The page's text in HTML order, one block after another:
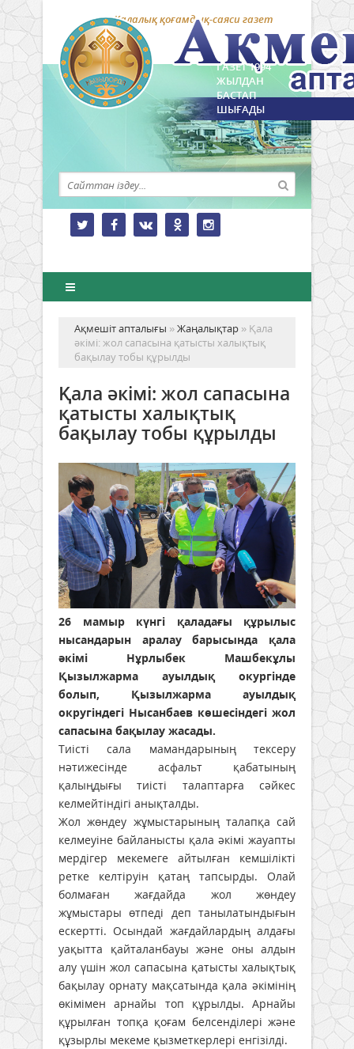
Қалалық қоғамдық-саяси газет
ГАЗЕТ 1994
ЖЫЛДАН
БАСТАП
ШЫҒАДЫ
Ақмешіт апталығы »Жаңалықтар » Қала
әкімі: жол сапасына қатысты халықтық
бақылау тобы құрылды
Қала әкімі: жол сапасына
қатысты халықтық
бақылау тобы құрылды
26 мамыр күнгі қаладағы құрылыс
нысандарын аралау барысында қала
әкімі Нұрлыбек Машбекұлы
Қызылжарма ауылдық окургінде
болып, Қызылжарма ауылдық
округіндегі Нысанбаев көшесіндегі жол
сапасына бақылау жасады.
Тиісті сала мамандарының тексеру
нәтижесінде асфальт қабатының
қалыңдығы тиісті талаптарға сәйкес
келмейтіндігі анықталды.
Жол жөндеу жұмыстарының талапқа сай
келмеуіне байланысты қала әкімі жауапты
мердігер мекемеге айтылған кемшілікті
ретке келтіруін қатаң тапсырды. Олай
болмаған жағдайда жол жөндеу
жұмыстары өтпеді деп танылатындығын
ескертті. Осындай жағдайлардың алдағы
уақытта қайталанбауы және оны алдын
алу үшін жол сапасына қатысты халықтық
бақылау орнату мақсатында қала әкімінің
өкімімен арнайы топ құрылды. Арнайы
құрылған топқа қоғам белсенділері және
құзырлы мекеме қызметкерлері енгізілді.